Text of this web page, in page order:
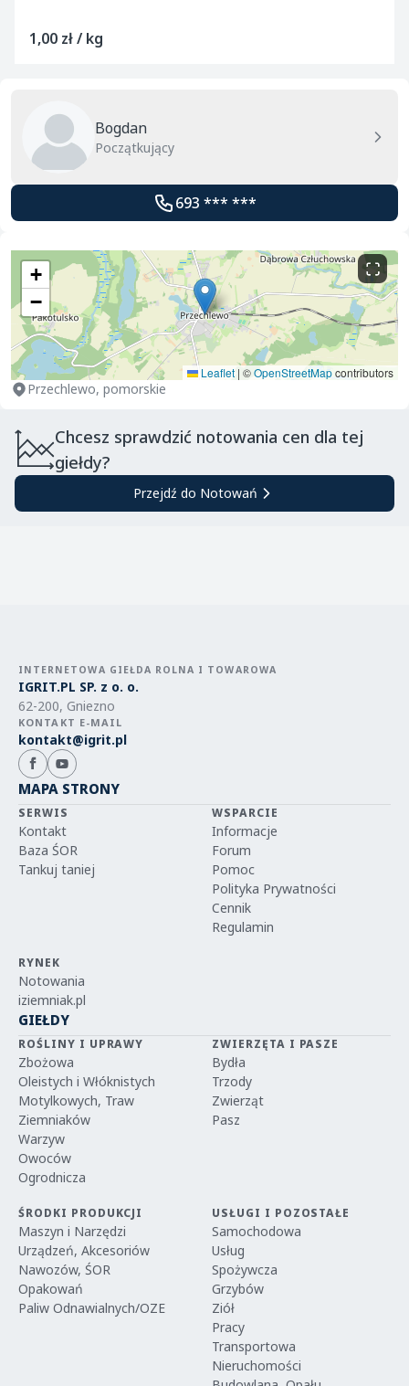
1,00 zł / kg
Bogdan
Początkujący
693 *** ***
+
−
Leaflet | ©OpenStreetMapcontributors
Przechlewo, pomorskie
Chcesz sprawdzić notowania cen dla tej
giełdy?
Przejdź do Notowań
INTERNETOWA GIEŁDA ROLNA I TOWAROWA
IGRIT.PL SP. z o. o.
62-200, Gniezno
KONTAKT E-MAIL
kontakt@igrit.pl
MAPA STRONY
SERWIS
Kontakt
Baza ŚOR
Tankuj taniej
WSPARCIE
Informacje
Forum
Pomoc
Polityka Prywatności
Cennik
Regulamin
RYNEK
Notowania
iziemniak.pl
GIEŁDY
ROŚLINY I UPRAWY
Zbożowa
Oleistych i Włóknistych
Motylkowych, Traw
Ziemniaków
Warzyw
Owoców
Ogrodnicza
ZWIERZĘTA I PASZE
Bydła
Trzody
Zwierząt
Pasz
ŚRODKI PRODUKCJI
Maszyn i Narzędzi
Urządzeń, Akcesoriów
Nawozów, ŚOR
Opakowań
Paliw Odnawialnych/OZE
USŁUGI I POZOSTAŁE
Samochodowa
Usług
Spożywcza
Grzybów
Ziół
Pracy
Transportowa
Nieruchomości